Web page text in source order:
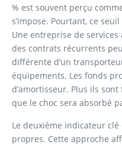
% est souvent perçu
s’impose. Pourtant, ce seuil
Une entreprise de services
des contrats récurrents
différente d’un
équipements. Les fonds
d’amortisseur. Plus ils
que le choc sera absorbé
Le deuxième indicateur
propres. Cette approche